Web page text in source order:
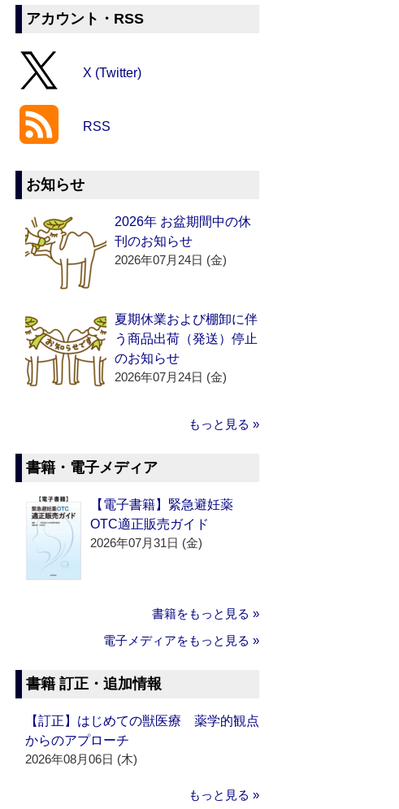
アカウント・RSS
X (Twitter)
RSS
お知らせ
2026年 お盆期間中の休
刊のお知らせ
2026年07月24日 (金)
夏期休業および棚卸に伴
う商品出荷（発送）停止
のお知らせ
2026年07月24日 (金)
もっと見る »
書籍・電子メディア
【電子書籍】緊急避妊薬
OTC適正販売ガイド
2026年07月31日 (金)
書籍をもっと見る »
電子メディアをもっと見る »
書籍 訂正・追加情報
【訂正】はじめての獣医療 薬学的観点
からのアプローチ
2026年08月06日 (木)
もっと見る »